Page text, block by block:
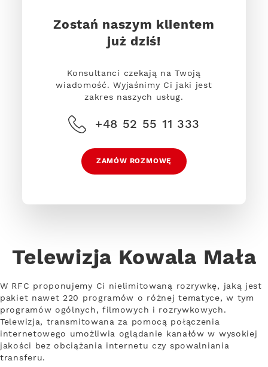
Zostań naszym klientem
już dziś!
Konsultanci czekają na Twoją
wiadomość. Wyjaśnimy Ci jaki jest
zakres naszych usług.
+48 52 55 11 333
ZAMÓW ROZMOWĘ
Telewizja Kowala Mała
W RFC proponujemy Ci nielimitowaną rozrywkę, jaką jest
pakiet nawet 220 programów o różnej tematyce, w tym
programów ogólnych, filmowych i rozrywkowych.
Telewizja, transmitowana za pomocą połączenia
internetowego umożliwia oglądanie kanałów w wysokiej
jakości bez obciążania internetu czy spowalniania
transferu.